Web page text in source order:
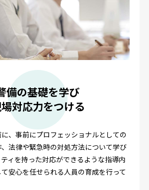
備の基礎を学び
対応力をつける
、事前にプロフェッショナルとしての
法律や緊急時の対処方法について学び
ィを持った対応ができるような指導内
安心を任せられる人員の育成を行って